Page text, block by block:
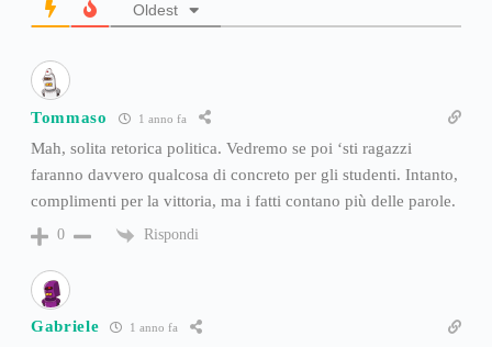
Oldest
Tommaso 1 anno fa
Mah, solita retorica politica. Vedremo se poi ‘sti ragazzi
faranno davvero qualcosa di concreto per gli studenti. Intanto,
complimenti per la vittoria, ma i fatti contano più delle parole.
0 Rispondi
Gabriele 1 anno fa